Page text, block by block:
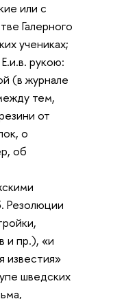
или с
Галерного
учениках;
рукою:
(в журнале
тем,
от
о
об
Резолюции
и пр.), «и
известия»
шведских